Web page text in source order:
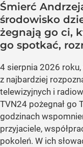
Śmierć
środowisko
żegnają go ci,
go spotkać,
4 sierpnia 2026 roku,
z najbardziej
telewizyjnych i
TVN24 pożegnał go
godzinach
przyjaciele,
pokoleń. W ich